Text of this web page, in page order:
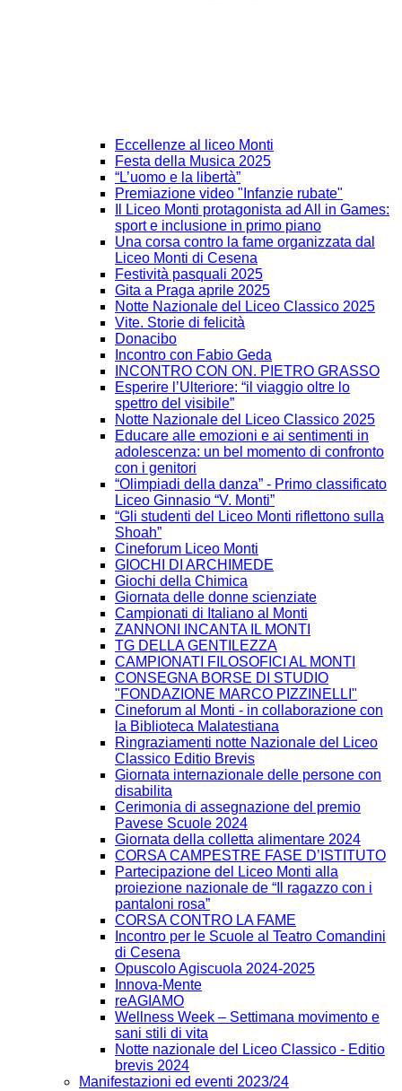
Eccellenze al liceo Monti
Festa della Musica 2025
“L’uomo e la libertà”
Premiazione video "Infanzie rubate"
Il Liceo Monti protagonista ad All in Games:
sport e inclusione in primo piano
Una corsa contro la fame organizzata dal
Liceo Monti di Cesena
Festività pasquali 2025
Gita a Praga aprile 2025
Notte Nazionale del Liceo Classico 2025
Vite. Storie di felicità
Donacibo
Incontro con Fabio Geda
INCONTRO CON ON. PIETRO GRASSO
Esperire l’Ulteriore: “il viaggio oltre lo
spettro del visibile”
Notte Nazionale del Liceo Classico 2025
Educare alle emozioni e ai sentimenti in
adolescenza: un bel momento di confronto
con i genitori
“Olimpiadi della danza” - Primo classificato
Liceo Ginnasio “V. Monti”
“Gli studenti del Liceo Monti riflettono sulla
Shoah”
Cineforum Liceo Monti
GIOCHI DI ARCHIMEDE
Giochi della Chimica
Giornata delle donne scienziate
Campionati di Italiano al Monti
ZANNONI INCANTA IL MONTI
TG DELLA GENTILEZZA
CAMPIONATI FILOSOFICI AL MONTI
CONSEGNA BORSE DI STUDIO
"FONDAZIONE MARCO PIZZINELLI"
Cineforum al Monti - in collaborazione con
la Biblioteca Malatestiana
Ringraziamenti notte Nazionale del Liceo
Classico Editio Brevis
Giornata internazionale delle persone con
disabilita
Cerimonia di assegnazione del premio
Pavese Scuole 2024
Giornata della colletta alimentare 2024
CORSA CAMPESTRE FASE D’ISTITUTO
Partecipazione del Liceo Monti alla
proiezione nazionale de “Il ragazzo con i
pantaloni rosa”
CORSA CONTRO LA FAME
Incontro per le Scuole al Teatro Comandini
di Cesena
Opuscolo Agiscuola 2024-2025
Innova-Mente
reAGIAMO
Wellness Week – Settimana movimento e
sani stili di vita
Notte nazionale del Liceo Classico - Editio
brevis 2024
Manifestazioni ed eventi 2023/24